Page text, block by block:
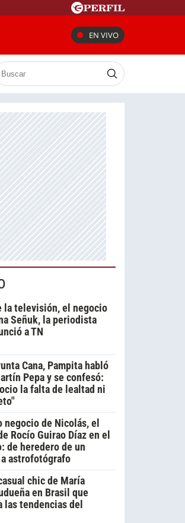
EN VIVO
la televisión, el negocio
Señuk, la periodista
a TN
Cana, Pampita habló
Pepa y se confesó:
la falta de lealtad ni
negocio de Nicolás, el
Rocío Guirao Díaz en el
de heredero de un
astrofotógrafo
chic de María
en Brasil que
las tendencias del